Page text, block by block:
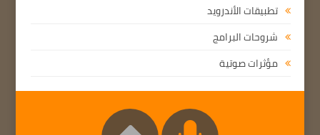
تطبيقات الأندرويد
شروحات البرامج
مؤثرات صوتية